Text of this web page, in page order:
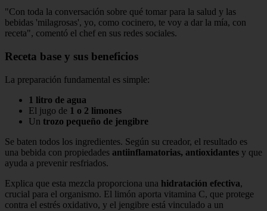
"Con toda la conversación sobre qué tomar para la salud y las
bebidas 'milagrosas', yo, como cocinero, te voy a dar la mía, con
receta", comentó el chef en sus redes sociales.
Receta base y sus beneficios
La preparación fundamental es simple:
1 litro de agua
El jugo de 1 o 2 limones
Un trozo pequeño de jengibre
Se baten todos los ingredientes. Según su creador, el resultado es
una bebida con propiedades antiinflamatorias, antioxidantes y que
ayuda a prevenir resfriados.
Explica que esta mezcla proporciona una hidratación efectiva,
crucial para el organismo. El limón aporta vitamina C, que protege
contra el estrés oxidativo, y el jengibre está vinculado a un